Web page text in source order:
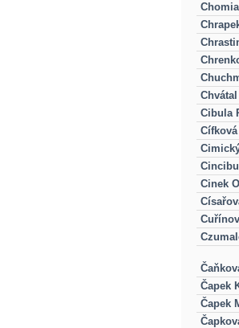
Cibula
Cífková
Cinek
Čapek
Čapek